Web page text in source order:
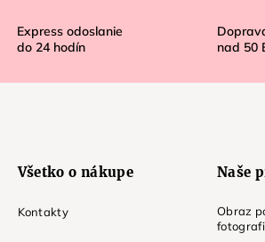
Express odoslanie
do 24 hodín
nad 50
Všetko o nákupe
Kontakty
Naše
Obraz